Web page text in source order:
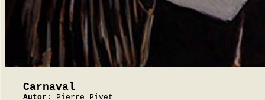
Carnaval
Autor:
Pierre Pivet